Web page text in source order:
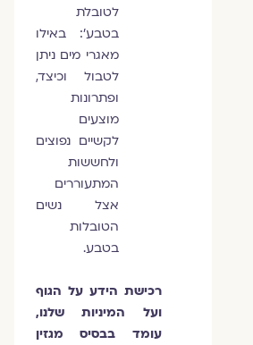
לטובלת
בטבע': באילו
מאגרי מים ניתן
לטבול וכיצד,
ופתרונות
מוצעים
לקשיים נפוצים
ולחששות
המתעוררים
אצל נשים
הטובלות
בטבע.
רכישת הידע על הגוף
ועל המיניות שלנו,
עומד בבסיס מגזין